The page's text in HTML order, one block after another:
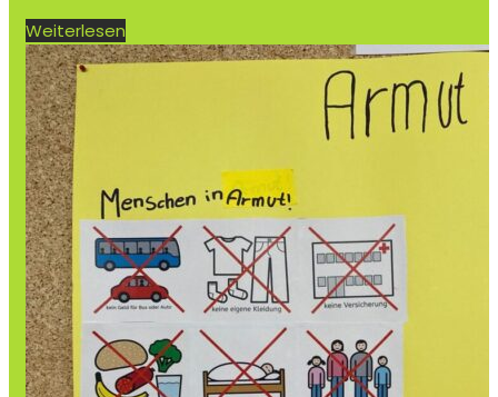
g
i
e
L
e
s
e
r
i
s
Weiterlesen